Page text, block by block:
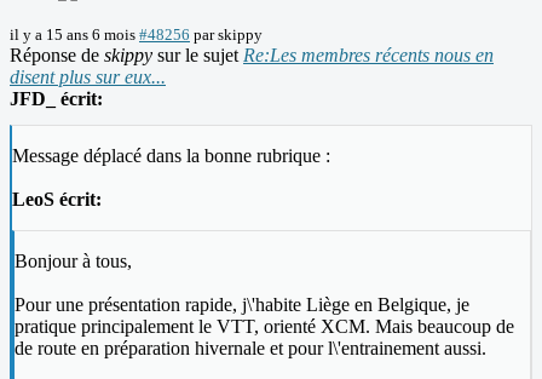
il y a 15 ans 6 mois #48256 parskippy
Réponse de skippy sur le sujet Re:Les membres récents nous en
disent plus sur eux...
JFD_ écrit:
Message déplacé dans la bonne rubrique :
LeoS écrit:
Bonjour à tous,
Pour une présentation rapide, j\'habite Liège en Belgique, je
pratique principalement le VTT, orienté XCM. Mais beaucoup de
de route en préparation hivernale et pour l\'entrainement aussi.